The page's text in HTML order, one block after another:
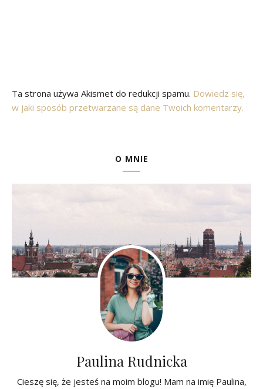
Ta strona używa Akismet do redukcji spamu. Dowiedz się,
w jaki sposób przetwarzane są dane Twoich komentarzy.
O MNIE
Paulina Rudnicka
Cieszę się, że jesteś na moim blogu! Mam na imię Paulina,